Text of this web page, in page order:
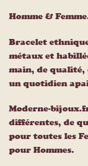
Homme &
Bracelet
métaux et
main, de qualité,
un quotidien
Moderne-
différentes, de
pour toutes les
pour Hommes.